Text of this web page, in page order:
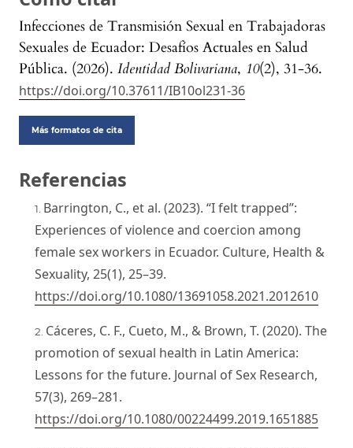
Infecciones de Transmisión Sexual en Trabajadoras
Sexuales de Ecuador: Desafíos Actuales en Salud
Pública. (2026). Identidad Bolivariana, 10(2), 31-36.
https://doi.org/10.37611/IB10ol231-36
Más formatos de cita
Referencias
Barrington, C., et al. (2023). “I felt trapped”:
Experiences of violence and coercion among
female sex workers in Ecuador. Culture, Health &
Sexuality, 25(1), 25–39.
https://doi.org/10.1080/13691058.2021.2012610
Cáceres, C. F., Cueto, M., & Brown, T. (2020). The
promotion of sexual health in Latin America:
Lessons for the future. Journal of Sex Research,
57(3), 269–281.
https://doi.org/10.1080/00224499.2019.1651885